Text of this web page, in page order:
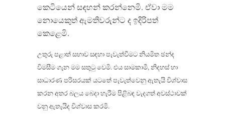
කෙටියෙන් සඳහන් කරන්නෙමි. ඒවා මම
නොයෙකුත් ඇමතිවරුන්ට ද ඉදිරිපත්
කෙළෙමි.
උතුරු පළාත් සභාව සඳහා පැවැත්වීමට නියමිත ඡන්ද
විමසීම ගැන මම සතුටු වෙමි. එය සාමකාමී, නිදහස් හා
සාධාරණ පරිසරයක් යටතේ පැවැත්වෙනු ඇතැයි විශ්වාස
කරන අතර බලය බෙදා හැරීම පිළිබඳ වැදගත් අවස්ථාවක්
වනු ඇතැයිද විශ්වාස කරමි.